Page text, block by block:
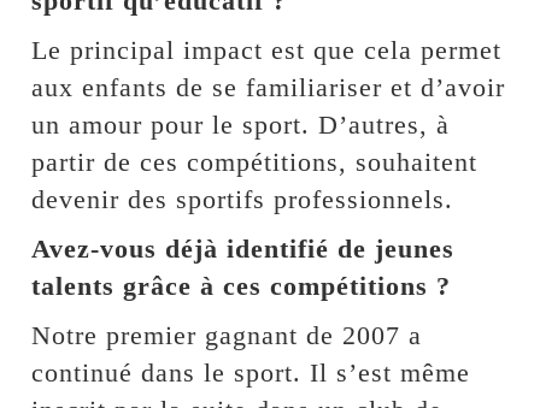
Le principal impact est que cela permet
aux enfants de se familiariser et d’avoir
un amour pour le sport. D’autres, à
partir de ces compétitions, souhaitent
devenir des sportifs professionnels.
Avez-vous déjà identifié de jeunes
talents grâce à ces compétitions ?
Notre premier gagnant de 2007 a
continué dans le sport. Il s’est même